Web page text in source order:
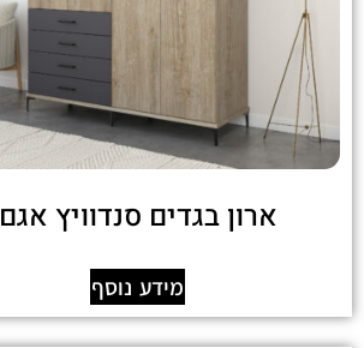
ארון בגדים סנדוויץ אגם
מידע נוסף